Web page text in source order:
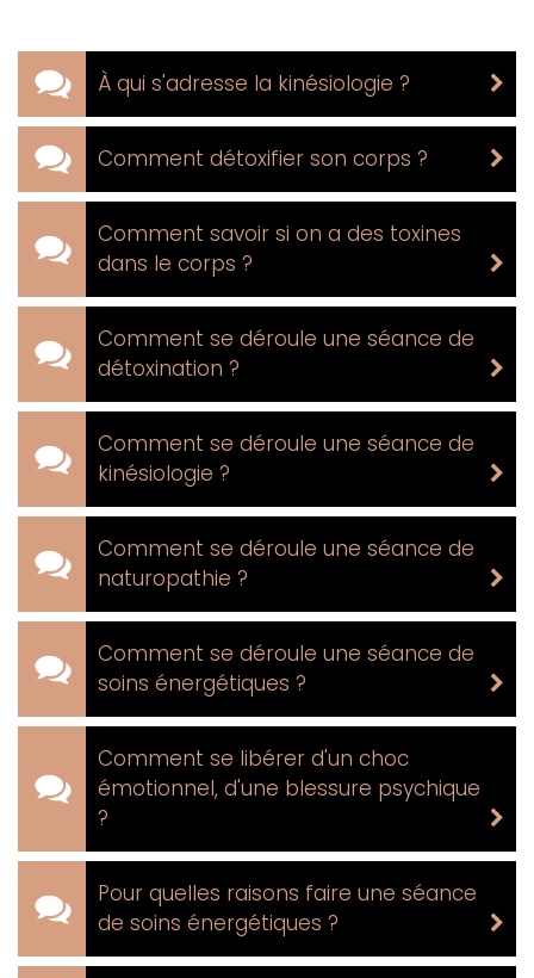
À qui s'adresse la kinésiologie ?
Comment détoxifier son corps ?
Comment savoir si on a des toxines
dans le corps ?
Comment se déroule une séance de
détoxination ?
Comment se déroule une séance de
kinésiologie ?
Comment se déroule une séance de
naturopathie ?
Comment se déroule une séance de
soins énergétiques ?
Comment se libérer d'un choc
émotionnel, d'une blessure psychique
?
Pour quelles raisons faire une séance
de soins énergétiques ?